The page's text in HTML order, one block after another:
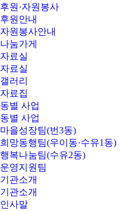
후원·자원봉사
후원안내
자원봉사안내
나눔가게
자료실
자료실
갤러리
자료집
동별 사업
동별 사업
마을성장팀(번3동)
희망동행팀(우이동·수유1동)
행복나눔팀(수유2동)
운영지원팀
기관소개
기관소개
인사말